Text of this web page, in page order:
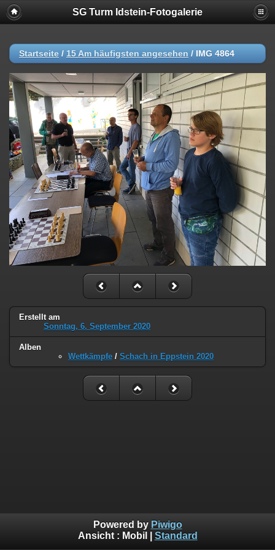
SG Turm Idstein-Fotogalerie
Startseite / 15 Am häufigsten angesehen / IMG 4864
Erstellt am
Sonntag, 6. September 2020
Alben
Wettkämpfe / Schach in Eppstein 2020
Powered by Piwigo
Ansicht : Mobil Standard